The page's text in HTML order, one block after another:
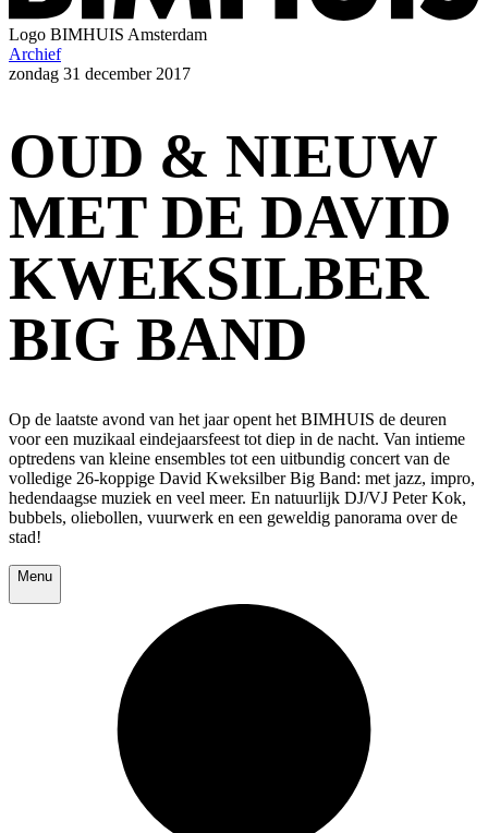
Logo BIMHUIS Amsterdam
Archief
zondag 31 december 2017
OUD & NIEUW
MET DE DAVID
KWEKSILBER
BIG BAND
Op de laatste avond van het jaar opent het BIMHUIS de deuren
voor een muzikaal eindejaarsfeest tot diep in de nacht. Van intieme
optredens van kleine ensembles tot een uitbundig concert van de
volledige 26-koppige David Kweksilber Big Band: met jazz, impro,
hedendaagse muziek en veel meer. En natuurlijk DJ/VJ Peter Kok,
bubbels, oliebollen, vuurwerk en een geweldig panorama over de
stad!
Menu